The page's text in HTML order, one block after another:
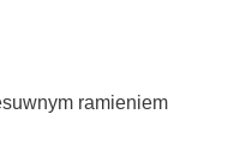
ramieniem